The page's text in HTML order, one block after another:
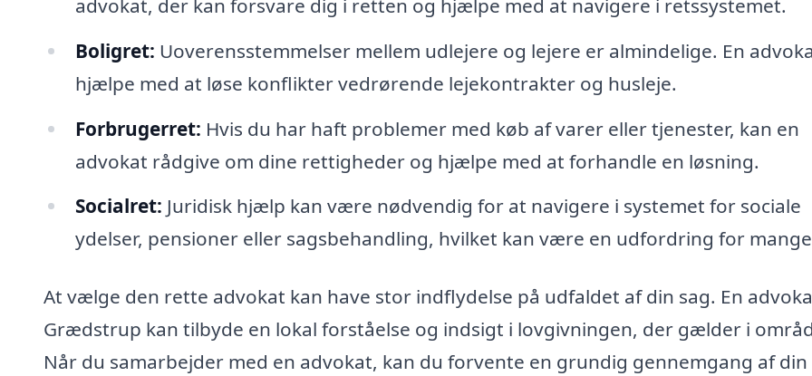
advokat, der kan forsvare dig i retten og hjælpe med at navigere i retssystemet.
Boligret: Uoverensstemmelser mellem udlejere og lejere er almindelige. En
hjælpe med at løse konflikter vedrørende lejekontrakter og husleje.
Forbrugerret: Hvis du har haft problemer med køb af varer eller tjenester, kan en
advokat rådgive om dine rettigheder og hjælpe med at forhandle en løsning.
Socialret: Juridisk hjælp kan være nødvendig for at navigere i systemet for sociale
ydelser, pensioner eller sagsbehandling, hvilket kan være en udfordring for
At vælge den rette advokat kan have stor indflydelse på udfaldet af din sag. En
Grædstrup kan tilbyde en lokal forståelse og indsigt i lovgivningen, der gælder i
Når du samarbejder med en advokat, kan du forvente en grundig gennemgang af din